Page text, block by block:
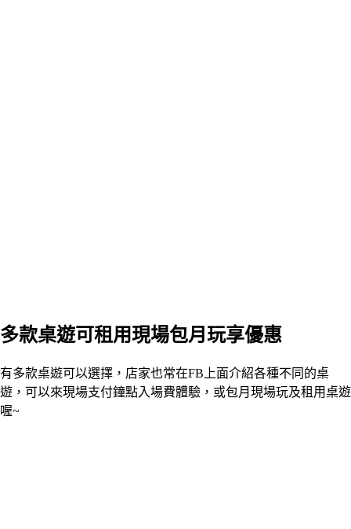
多款桌遊可租用現場包月玩享優惠
有多款桌遊可以選擇，店家也常在FB上面介紹各種不同的桌
遊，可以來現場支付鐘點入場費體驗，或包月現場玩及租用桌遊
喔~